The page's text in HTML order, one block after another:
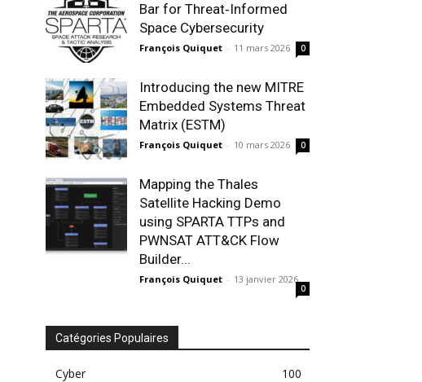
Bar for Threat‑Informed
Space Cybersecurity
François Quiquet - 11 mars 2026 0
Introducing the new MITRE
Embedded Systems Threat
Matrix (ESTM)
François Quiquet - 10 mars 2026 0
Mapping the Thales
Satellite Hacking Demo
using SPARTA TTPs and
PWNSAT ATT&CK Flow
Builder...
François Quiquet - 13 janvier 2026
0
Catégories Populaires
Cyber
100